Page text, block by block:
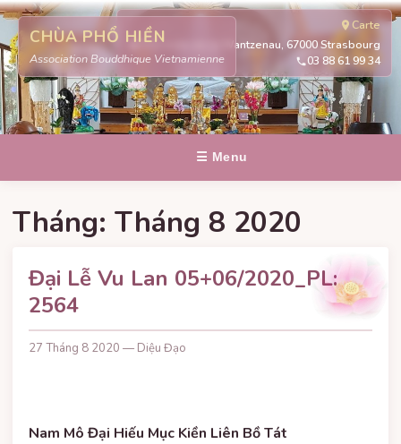
CHÙA PHỔ HIỀN
Association Bouddhique Vietnamienne
Carte
311 route de la Wantzenau, 67000 Strasbourg
03 88 61 99 34
☰ Menu
Tháng: Tháng 8 2020
Đại Lễ Vu Lan 05+06/2020_PL:
2564
27 Tháng 8 2020 — Diệu Đạo
Nam Mô Đại Hiếu Mục Kiền Liên Bồ Tát